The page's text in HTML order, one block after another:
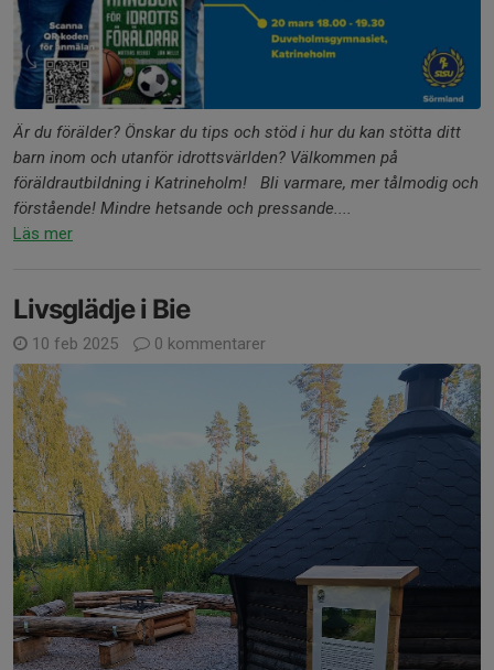
Är du förälder? Önskar du tips och stöd i hur du kan stötta ditt
barn inom och utanför idrottsvärlden? Välkommen på
föräldrautbildning i Katrineholm!
Bli varmare, mer tålmodig och
förstående! Mindre hetsande och pressande....
Läs mer
Livsglädje i Bie
10 feb 2025 0 kommentarer